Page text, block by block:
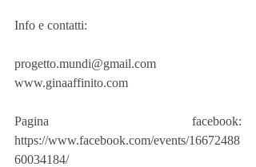
Info e contatti:
progetto.mundi@gmail.com
www.ginaaffinito.com
Pagina facebook:
https://www.facebook.com/events/16672488
60034184/